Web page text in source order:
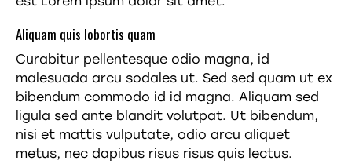
Aliquam quis lobortis quam
Curabitur pellentesque odio magna, id
malesuada arcu sodales ut. Sed sed quam ut ex
bibendum commodo id id magna. Aliquam sed
ligula sed ante blandit volutpat. Ut bibendum,
nisi et mattis vulputate, odio arcu aliquet
metus, nec dapibus risus risus quis lectus.